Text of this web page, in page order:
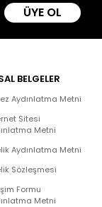
ÜYE OL
BELGELER
Aydınlatma Metni
Sitesi
Metni
Aydınlatma Metni
Sözleşmesi
Formu
Metni